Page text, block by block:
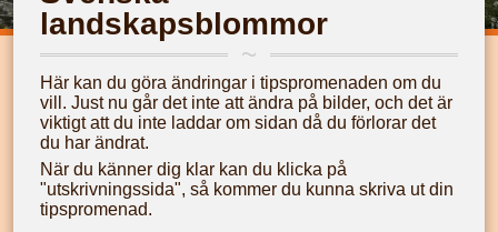
landskapsblommor
Här kan du göra ändringar i tipspromenaden om du
vill. Just nu går det inte att ändra på bilder, och det är
viktigt att du inte laddar om sidan då du förlorar det
du har ändrat.
När du känner dig klar kan du klicka på
"utskrivningssida", så kommer du kunna skriva ut din
tipspromenad.